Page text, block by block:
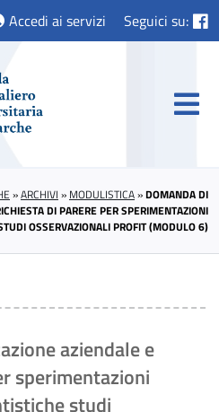
Accedi ai servizi Seguici su:
»ARCHIVI » MODULISTICA»DOMANDA DI
DI PARERE PER SPERIMENTAZIONI
OSSERVAZIONALI PROFIT (MODULO 6)
aziendale e
sperimentazioni
studi